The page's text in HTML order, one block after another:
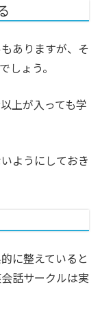
ありますが、そ
しょう。
上が入っても学
ようにしておき
に整えていると
話サークルは実